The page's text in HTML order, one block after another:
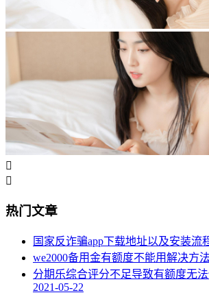


热门文章
国家反诈骗app下载地址以及安装流
we2000备用金有额度不能用解决方法
分期乐综合评分不足导致有额度无
2021-05-22